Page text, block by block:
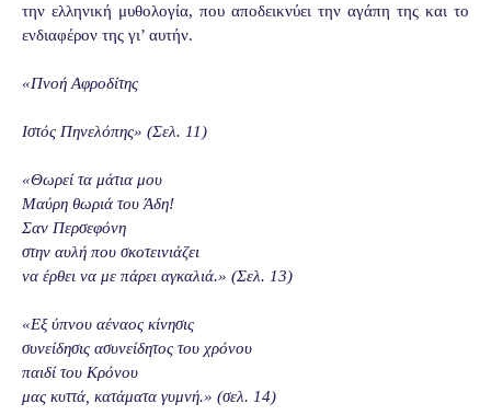
την ελληνική μυθολογία, που αποδεικνύει την αγάπη της και το
ενδιαφέρον της γι’ αυτήν.
«Πνοή Αφροδίτης
Ιστός Πηνελόπης» (Σελ. 11)
«Θωρεί τα μάτια μου
Μαύρη θωριά του Άδη!
Σαν Περσεφόνη
στην αυλή που σκοτεινιάζει
να έρθει να με πάρει αγκαλιά.» (Σελ. 13)
«Εξ ύπνου αέναος κίνησις
συνείδησις ασυνείδητος του χρόνου
παιδί του Κρόνου
μας κυττά, κατάματα γυμνή.» (σελ. 14)